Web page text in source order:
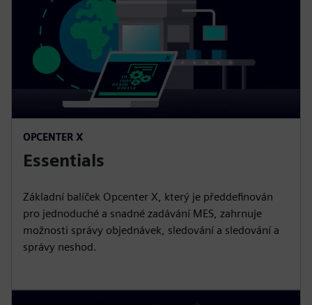
OPCENTER X
Essentials
Základní balíček Opcenter X, který je předdefinován
pro jednoduché a snadné zadávání MES, zahrnuje
možnosti správy objednávek, sledování a sledování a
správy neshod.